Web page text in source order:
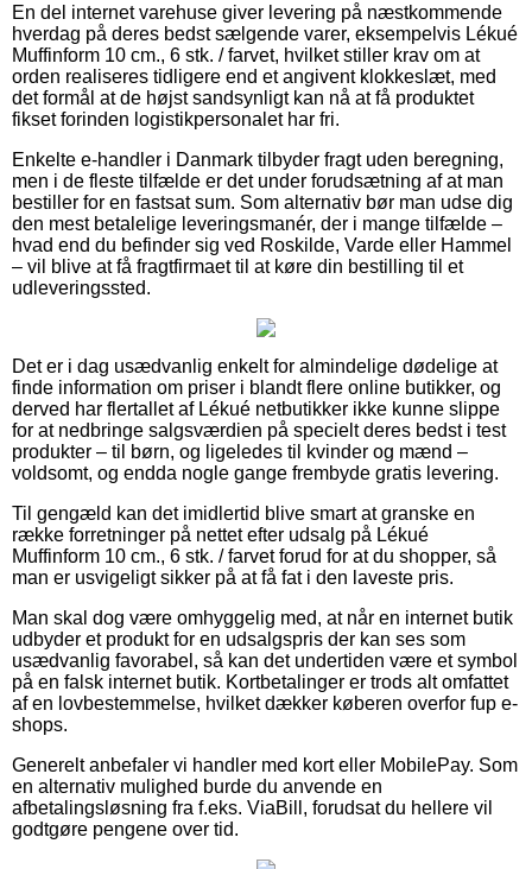
En del internet varehuse giver levering på næstkommende
hverdag på deres bedst sælgende varer, eksempelvis Lékué
Muffinform 10 cm., 6 stk. / farvet, hvilket stiller krav om at
orden realiseres tidligere end et angivent klokkeslæt, med
det formål at de højst sandsynligt kan nå at få produktet
fikset forinden logistikpersonalet har fri.
Enkelte e-handler i Danmark tilbyder fragt uden beregning,
men i de fleste tilfælde er det under forudsætning af at man
bestiller for en fastsat sum. Som alternativ bør man udse dig
den mest betalelige leveringsmanér, der i mange tilfælde –
hvad end du befinder sig ved Roskilde, Varde eller Hammel
– vil blive at få fragtfirmaet til at køre din bestilling til et
udleveringssted.
Det er i dag usædvanlig enkelt for almindelige dødelige at
finde information om priser i blandt flere online butikker, og
derved har flertallet af Lékué netbutikker ikke kunne slippe
for at nedbringe salgsværdien på specielt deres bedst i test
produkter – til børn, og ligeledes til kvinder og mænd –
voldsomt, og endda nogle gange frembyde gratis levering.
Til gengæld kan det imidlertid blive smart at granske en
række forretninger på nettet efter udsalg på Lékué
Muffinform 10 cm., 6 stk. / farvet forud for at du shopper, så
man er usvigeligt sikker på at få fat i den laveste pris.
Man skal dog være omhyggelig med, at når en internet butik
udbyder et produkt for en udsalgspris der kan ses som
usædvanlig favorabel, så kan det undertiden være et symbol
på en falsk internet butik. Kortbetalinger er trods alt omfattet
af en lovbestemmelse, hvilket dækker køberen overfor fup e-
shops.
Generelt anbefaler vi handler med kort eller MobilePay. Som
en alternativ mulighed burde du anvende en
afbetalingsløsning fra f.eks. ViaBill, forudsat du hellere vil
godtgøre pengene over tid.